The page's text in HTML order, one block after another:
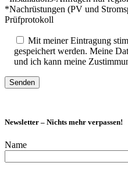
*Nachrüstungen (PV und
Prüfprotokoll
Mit meiner Eintragung
gespeichert werden. Meine
und ich kann meine
Newsletter – Nichts mehr verpassen!
Name